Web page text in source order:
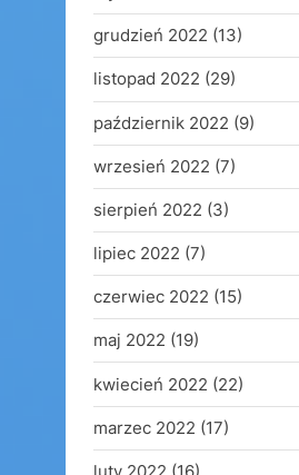
grudzień 2022 (13)
listopad 2022 (29)
październik 2022 (9)
wrzesień 2022 (7)
sierpień 2022 (3)
lipiec 2022 (7)
czerwiec 2022 (15)
maj 2022 (19)
kwiecień 2022 (22)
marzec 2022 (17)